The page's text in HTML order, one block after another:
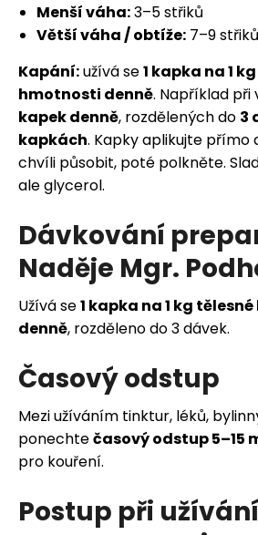
Menší váha:3–5 střiků
Větší váha / obtíže: 7–9 střiků
Kapání:užívá se1 kapka na 1
hmotnosti denně. Například při
kapek denně, rozdělených do 3
kapkách. Kapky aplikujte přímo
chvíli působit, poté polkněte.
ale glycerol.
Dávkování
Naděje Mgr.
Užívá se1 kapka na 1 kg
denně, rozděleno do 3 dávek.
Časový odstup
Mezi užíváním tinktur, léků,
ponechtečasový odstup 5–15
pro kouření.
Postup při užívání